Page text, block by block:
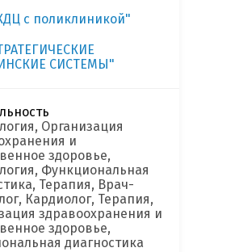
с поликлиникой"
СИСТЕМЫ"
Организация
и
здоровье,
Функциональная
Терапия, Врач-
Кардиолог, Терапия,
здравоохранения и
здоровье,
диагностика